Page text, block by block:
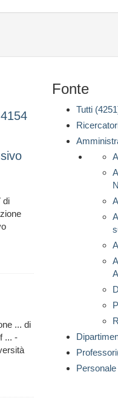
di
... di
... -
Fonte
Tutti
Personale